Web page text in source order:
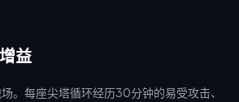
益
。每座尖塔循环经历30分钟的易受攻击、